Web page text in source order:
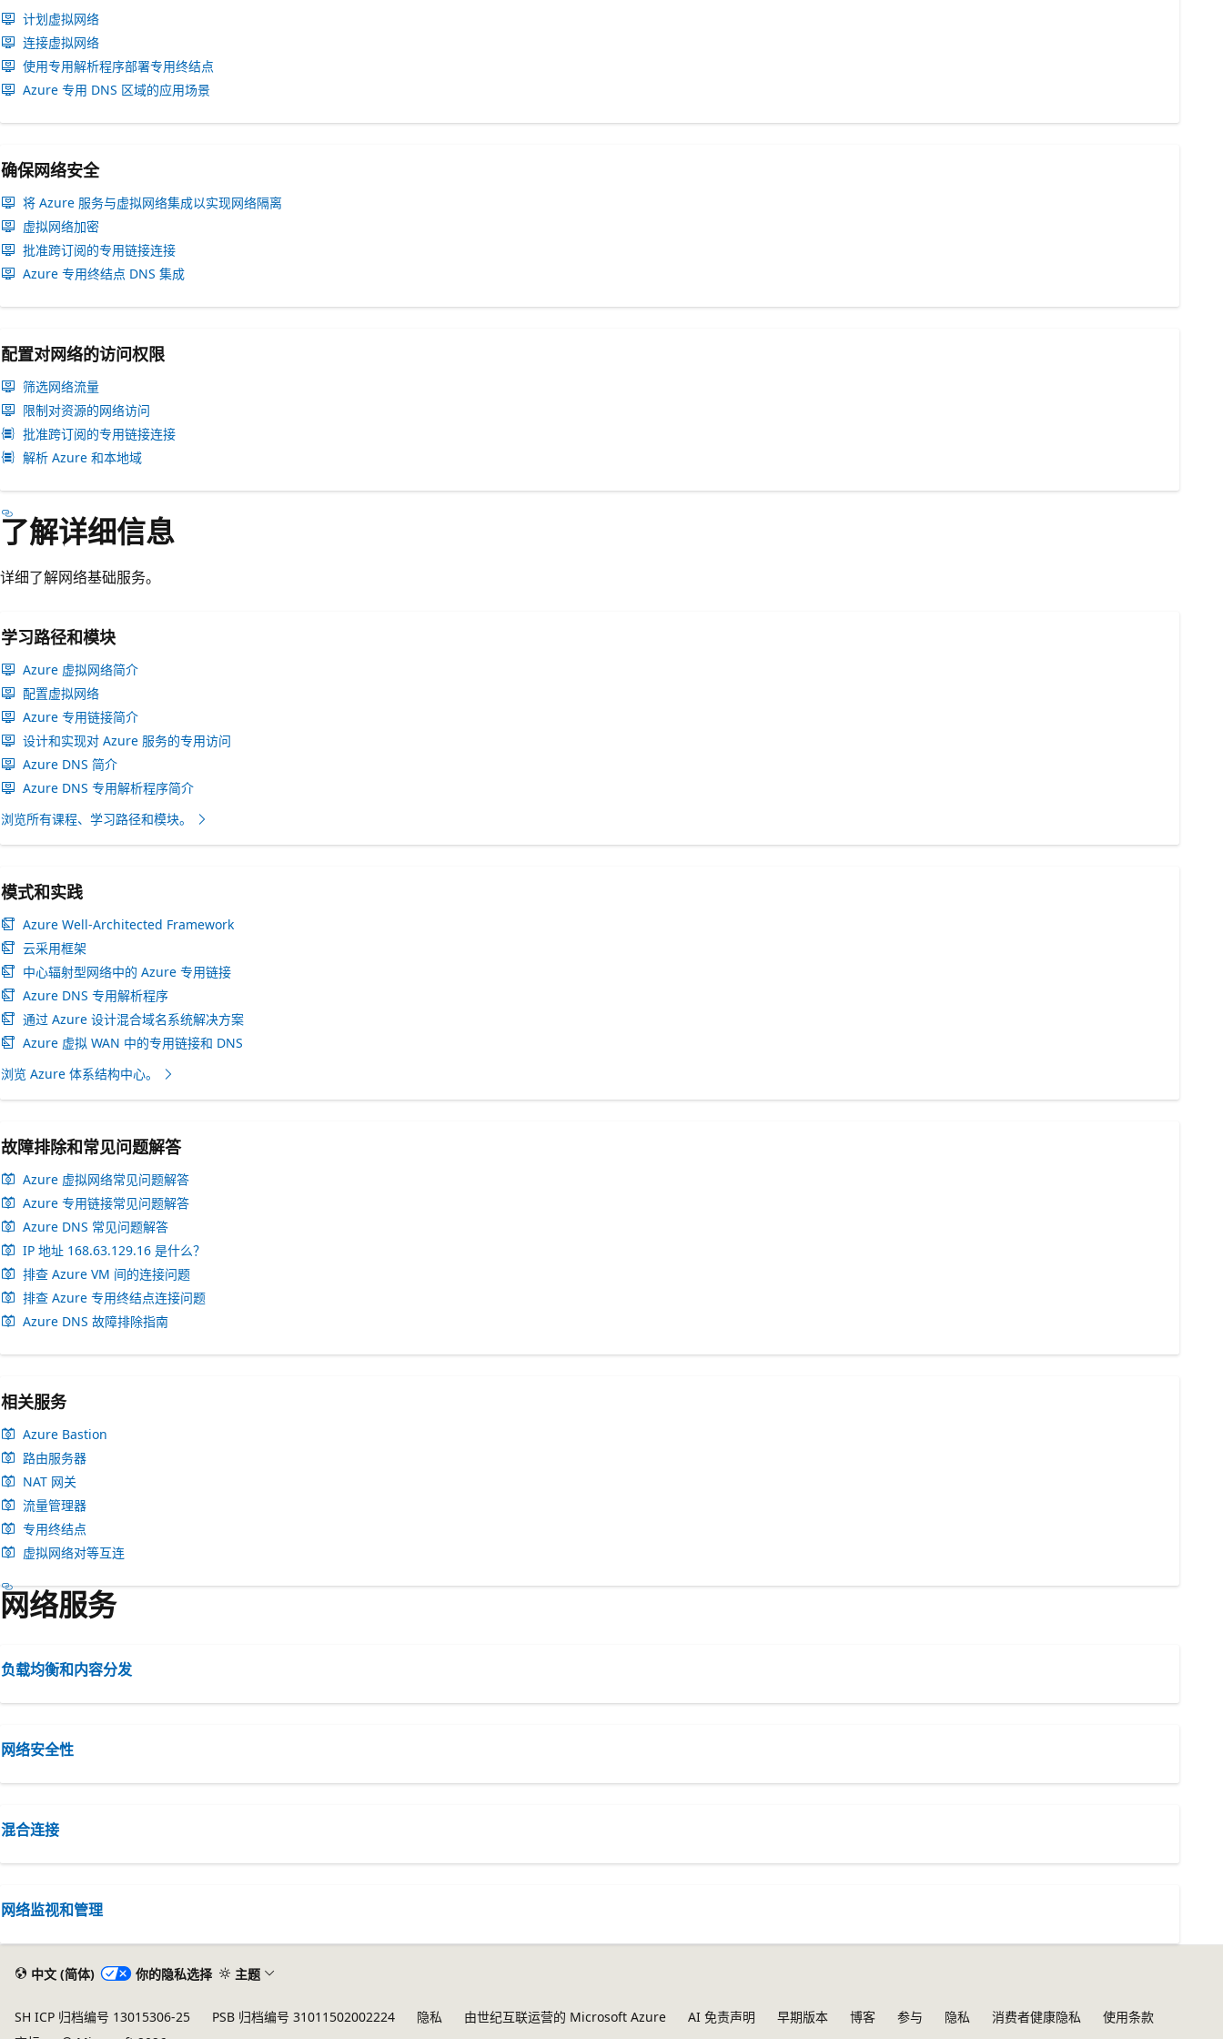
计划虚拟网络
连接虚拟网络
使用专用解析程序部署专用终结点
Azure 专用 DNS 区域的应用场景
确保网络安全
将 Azure 服务与虚拟网络集成以实现网络隔离
虚拟网络加密
批准跨订阅的专用链接连接
Azure 专用终结点 DNS 集成
配置对网络的访问权限
筛选网络流量
限制对资源的网络访问
批准跨订阅的专用链接连接
解析 Azure 和本地域
了解详细信息
详细了解网络基础服务。
学习路径和模块
Azure 虚拟网络简介
配置虚拟网络
Azure 专用链接简介
设计和实现对 Azure 服务的专用访问
Azure DNS 简介
Azure DNS 专用解析程序简介
浏览所有课程、学习路径和模块。
模式和实践
Azure Well-Architected Framework
云采用框架
中心辐射型网络中的 Azure 专用链接
Azure DNS 专用解析程序
通过 Azure 设计混合域名系统解决方案
Azure 虚拟 WAN 中的专用链接和 DNS
浏览 Azure 体系结构中心。
故障排除和常见问题解答
Azure 虚拟网络常见问题解答
Azure 专用链接常见问题解答
Azure DNS 常见问题解答
IP 地址 168.63.129.16 是什么？
排查 Azure VM 间的连接问题
排查 Azure 专用终结点连接问题
Azure DNS 故障排除指南
相关服务
Azure Bastion
路由服务器
NAT 网关
流量管理器
专用终结点
虚拟网络对等互连
网络服务
负载均衡和内容分发
网络安全性
混合连接
网络监视和管理
中文 (简体) 你的隐私选择 主题
SH ICP 归档编号 13015306-25 PSB 归档编号 31011502002224 隐私 由世纪互联运营的 Microsoft Azure AI 免责声明 早期版本 博客 参与 隐私 消费者健康隐私
使用条款